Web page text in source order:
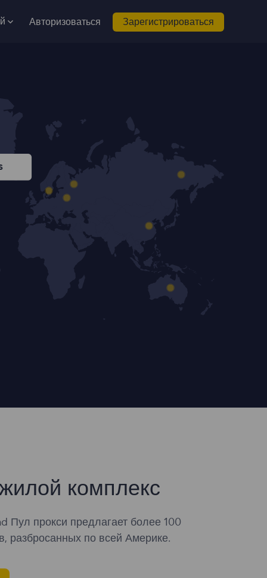
Авторизоваться Зарегистрироваться
комплекс
прокси предлагает более 100
разбросанных по всей Америке.